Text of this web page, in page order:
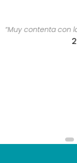
contenta con la
29-